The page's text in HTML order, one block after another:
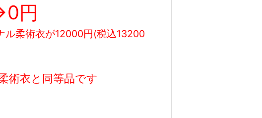
円
ル柔術衣が12000円(税込13200
術衣と同等品です